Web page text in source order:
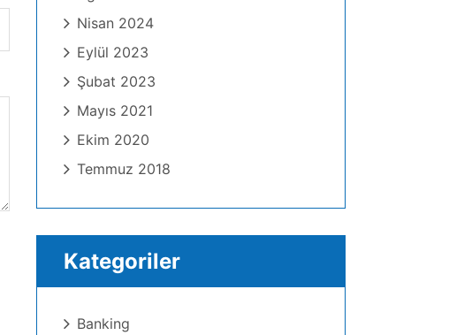
Nisan 2024
Eylül 2023
Şubat 2023
Mayıs 2021
Ekim 2020
Temmuz 2018
Kategoriler
Banking